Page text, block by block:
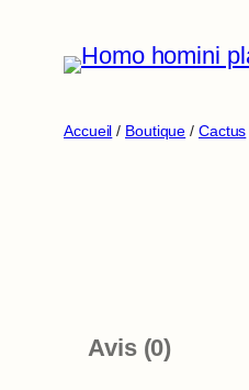
Accueil / Boutique / Cactus
Avis (0)